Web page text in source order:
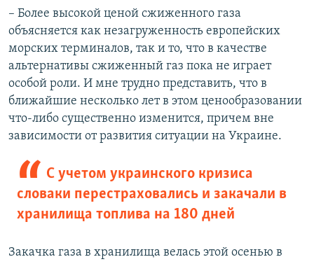
– Более высокой ценой сжиженного газа
объясняется как незагруженность европейских
морских терминалов, так и то, что в качестве
альтернативы сжиженный газ пока не играет
особой роли. И мне трудно представить, что в
ближайшие несколько лет в этом ценообразовании
что-либо существенно изменится, причем вне
зависимости от развития ситуации на Украине.
С учетом украинского кризиса
словаки перестраховались и закачали в
хранилища топлива на 180 дней
Закачка газа в хранилища велась этой осенью в